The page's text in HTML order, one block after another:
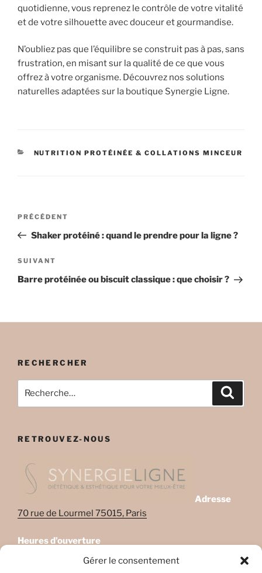
Gérer le consentement
quotidienne, vous reprenez le contrôle de votre vitalité
et de votre silhouette avec douceur et gourmandise.
N’oubliez pas que l’équilibre se construit pas à pas, sans
frustration, en misant sur la qualité de ce que vous
offrez à votre organisme. Découvrez nos solutions
naturelles adaptées sur la boutique Synergie Ligne.
CATÉGORIES
NUTRITION PROTÉINÉE & COLLATIONS MINCEUR
Navigation
l’article
Article
précédent
PRÉCÉDENT
Shaker protéiné : quand le prendre pour la ligne ?
Article
suivant
SUIVANT
Barre protéinée ou biscuit classique : que choisir ?
RECHERCHER
pour
RETROUVEZ-NOUS
Adresse
70 rue de Lourmel 75015, Paris
Heures d’ouverture
Lundi: 08:45–22:00